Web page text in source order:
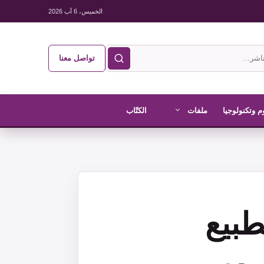
الخميس، 6 آب 2026
تواصل معنا
وتكنولوجيا ملفات الكتّاب